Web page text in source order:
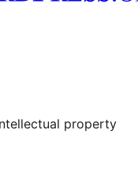
property